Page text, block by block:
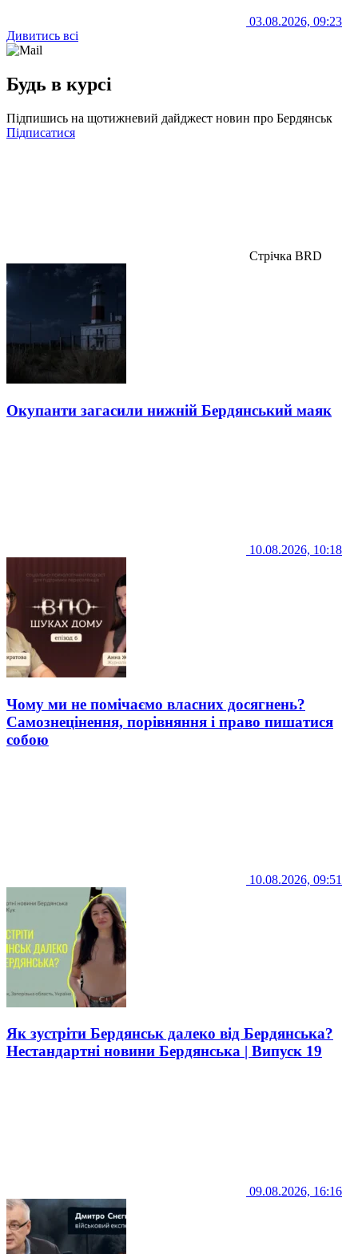
03.08.2026, 09:23
Дивитись всі
Будь в курсі
Підпишись на щотижневий дайджест новин про Бердянськ
Підписатися
Стрічка BRD
Окупанти загасили нижній Бердянський маяк
10.08.2026, 10:18
Чому ми не помічаємо власних досягнень?
Самознецінення, порівняння і право пишатися
собою
10.08.2026, 09:51
Як зустріти Бердянськ далеко від Бердянська?
Нестандартні новини Бердянська | Випуск 19
09.08.2026, 16:16